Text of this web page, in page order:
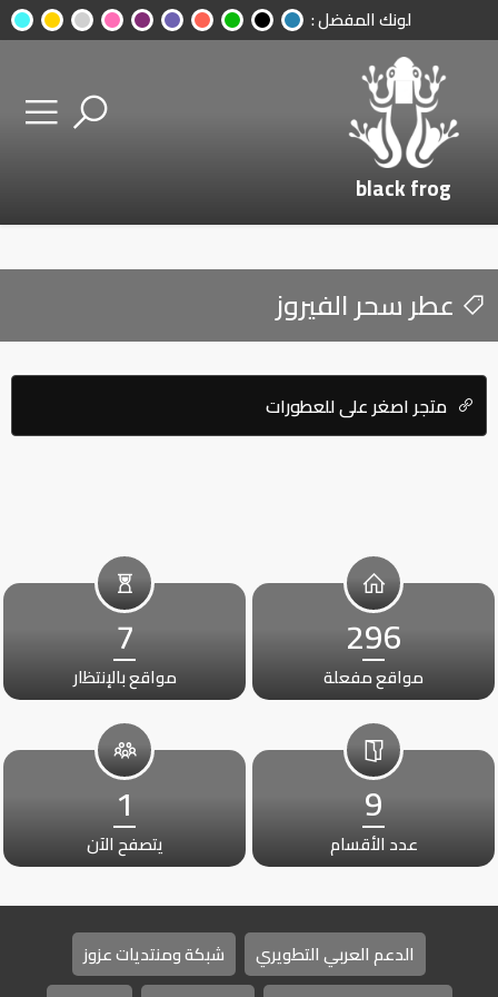
لونك المفضل :
black frog
عطر سحر الفيروز
متجر اصغر علي للعطورات
296
مواقع مفعلة
7
مواقع بالإنتظار
9
عدد الأقسام
1
يتصفح الآن
الدعم العربي التطويري
شبكة ومنتديات عزوز